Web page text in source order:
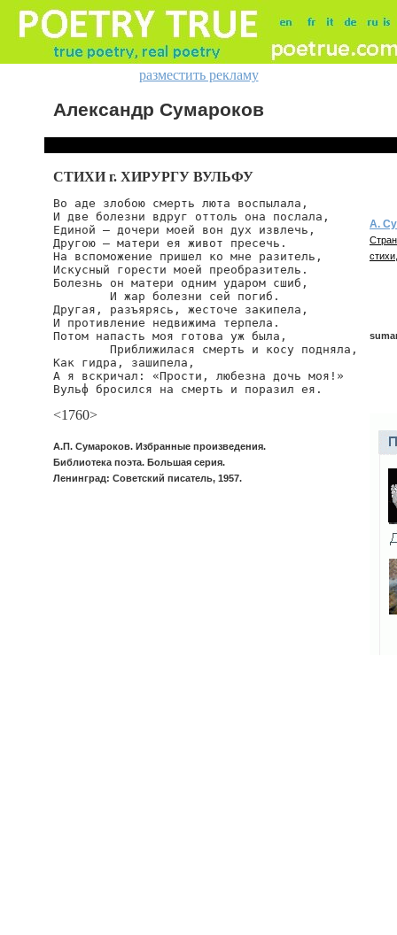
разместить рекламу
Александр Сумароков
СТИХИ г. ХИРУРГУ ВУЛЬФУ
Во аде злобою смерть люта воспылала,
И две болезни вдруг оттоль она послала,
Единой — дочери моей вон дух извлечь,
Другою — матери ея живот пресечь.
На вспоможение пришел ко мне разитель,
Искусный горести моей преобразитель.
Болезнь он матери одним ударом сшиб,
        И жар болезни сей погиб.
Другая, разъярясь, жесточе закипела,
И противление недвижима терпела.
Потом напасть моя готова уж была,
        Приближилася смерть и косу подняла,
Как гидра, зашипела,
А я вскричал: «Прости, любезна дочь моя!»
Вульф бросился на смерть и поразил ея.
<1760>
А.П. Сумароков. Избранные произведения.
Библиотека поэта. Большая серия.
Ленинград: Советский писатель, 1957.
А.